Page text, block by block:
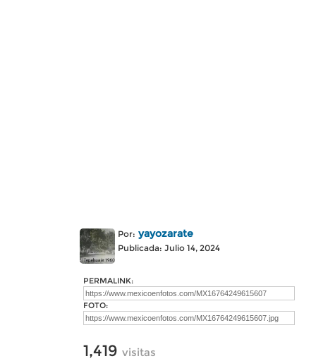
Por: yayozarate
Publicada: Julio 14, 2024
PERMALINK:
FOTO:
1,419 visitas